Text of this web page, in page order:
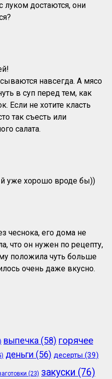
луком достаются, они
навсегда. А мясо
в суп перед тем, как
Если не хотите класть
так съесть или
салата.
уже хорошо вроде бы))
чеснока, его дома не
что он нужен по рецепту,
положила чуть больше
очень даже вкусно.
выпечка (58) горячее
деньги (56) десерты (39)
(23) закуски (76)